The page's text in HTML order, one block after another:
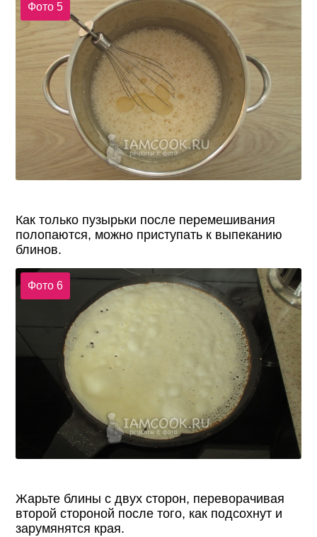
Фото 5
Как только пузырьки после перемешивания
полопаются, можно приступать к выпеканию
блинов.
Фото 6
Жарьте блины с двух сторон, переворачивая
второй стороной после того, как подсохнут и
зарумянятся края.